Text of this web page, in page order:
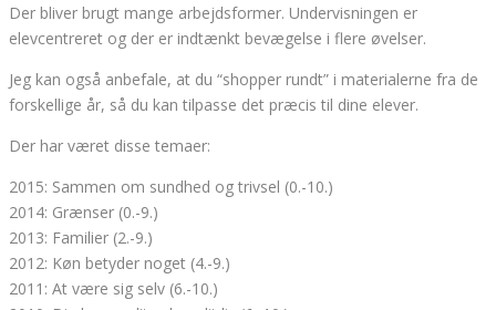
Der bliver brugt mange arbejdsformer. Undervisningen er
elevcentreret og der er indtænkt bevægelse i flere øvelser.
Jeg kan også anbefale, at du “shopper rundt” i materialerne fra de
forskellige år, så du kan tilpasse det præcis til dine elever.
Der har været disse temaer:
2015: Sammen om sundhed og trivsel (0.-10.)
2014: Grænser (0.-9.)
2013: Familier (2.-9.)
2012: Køn betyder noget (4.-9.)
2011: At være sig selv (6.-10.)